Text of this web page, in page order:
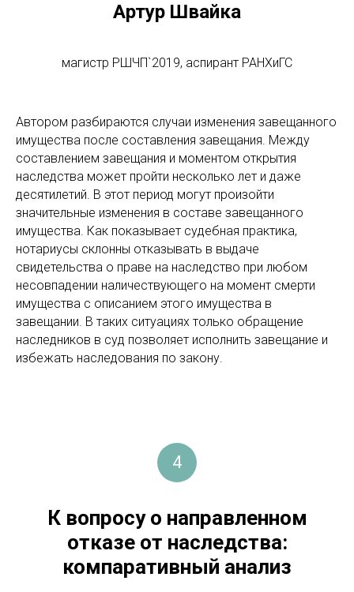
Артур Швайка
магистр РШЧП`2019, аспирант РАНХиГС
Автором разбираются случаи изменения завещанного
имущества после составления завещания. Между
составлением завещания и моментом открытия
наследства может пройти несколько лет и даже
десятилетий. В этот период могут произойти
значительные изменения в составе завещанного
имущества. Как показывает судебная практика,
нотариусы склонны отказывать в выдаче
свидетельства о праве на наследство при любом
несовпадении наличествующего на момент смерти
имущества с описанием этого имущества в
завещании. В таких ситуациях только обращение
наследников в суд позволяет исполнить завещание и
избежать наследования по закону.
4
К вопросу о направленном
отказе от наследства:
компаративный анализ